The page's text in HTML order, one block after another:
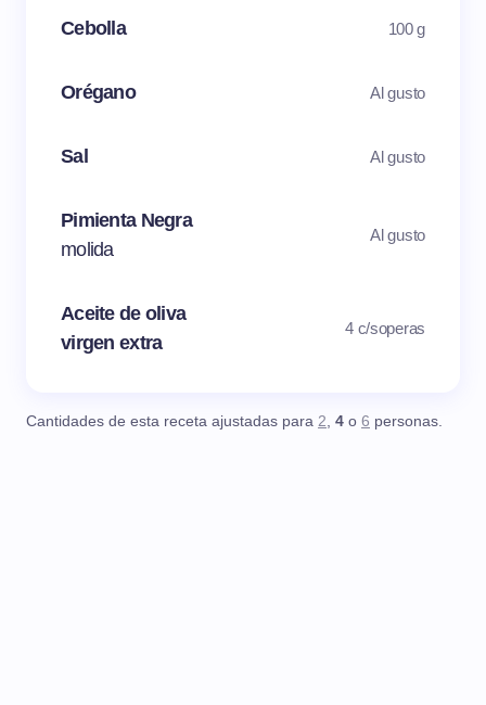
Cebolla 100 g
Orégano Al gusto
Sal Al gusto
Pimienta Negra
molida
Al gusto
Aceite de oliva
virgen extra
4 c/soperas
Cantidades de esta receta ajustadas para 2, 4 o 6 personas.